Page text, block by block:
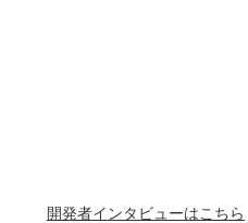
開発者インタビューはこちら